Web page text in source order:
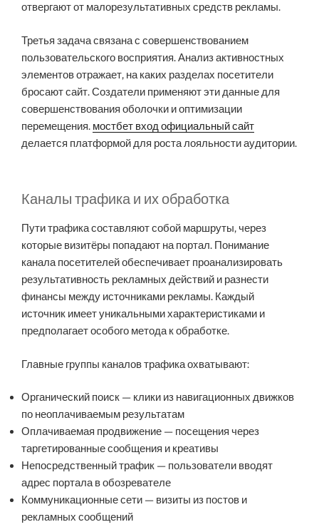
отвергают от малорезультативных средств рекламы.
Третья задача связана с совершенствованием
пользовательского восприятия. Анализ активностных
элементов отражает, на каких разделах посетители
бросают сайт. Создатели применяют эти данные для
совершенствования оболочки и оптимизации
перемещения. мостбет вход официальный сайт
делается платформой для роста лояльности аудитории.
Каналы трафика и их обработка
Пути трафика составляют собой маршруты, через
которые визитёры попадают на портал. Понимание
канала посетителей обеспечивает проанализировать
результативность рекламных действий и разнести
финансы между источниками рекламы. Каждый
источник имеет уникальными характеристиками и
предполагает особого метода к обработке.
Главные группы каналов трафика охватывают:
Органический поиск — клики из навигационных движков
по неоплачиваемым результатам
Оплачиваемая продвижение — посещения через
таргетированные сообщения и креативы
Непосредственный трафик — пользователи вводят
адрес портала в обозревателе
Коммуникационные сети — визиты из постов и
рекламных сообщений